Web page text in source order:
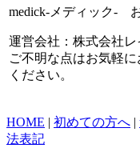
medick-メディック-
運営会社：株式会社レ
ご不明な点はお気軽
ください。
HOME | 初めての方へ |
法表記